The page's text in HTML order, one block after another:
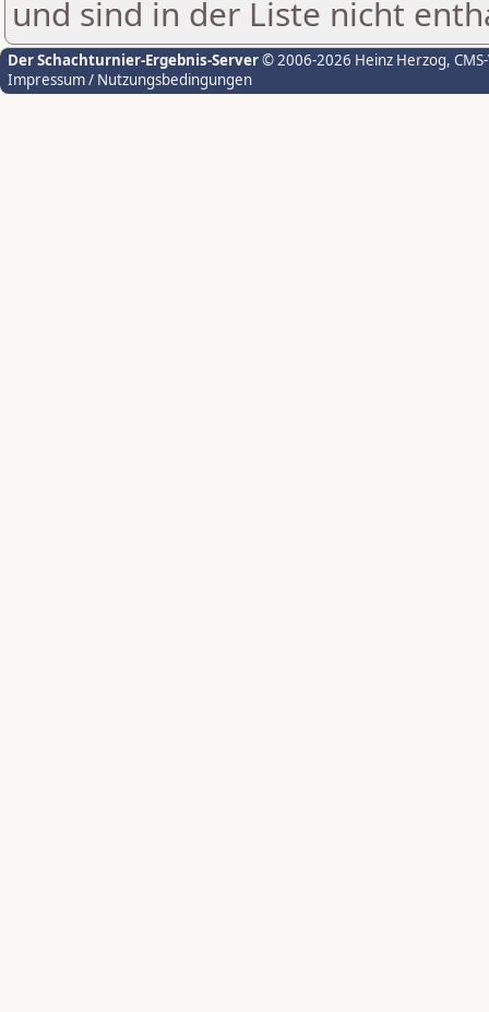
und sind in der Liste nicht
Der Schachturnier-Ergebnis-Server© 2006-2026 Heinz Herzog,
Impressum / Nutzungsbedingungen